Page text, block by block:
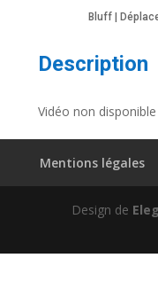
Bluff |
Description
Vidéo non disponible
Mentions légales
Design de